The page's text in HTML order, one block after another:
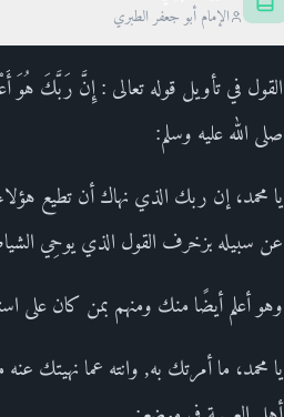
الإمام أبو جعفر الطبري
صلى الله عليه وسلم:
يا محمد، إن ربك الذي نهاك أن تطيع
عن سبيله بزخرف القول الذي يوحِي
وهو أعلم أيضًا منك ومنهم بمن كان على
يا محمد، ما أمرتك به, وانته عما